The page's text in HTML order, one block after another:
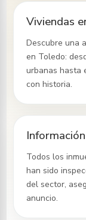
Viviendas
Descubre una
en Toledo:
urbanas hasta
con historia.
Todos los
han sido
del sector,
anuncio.